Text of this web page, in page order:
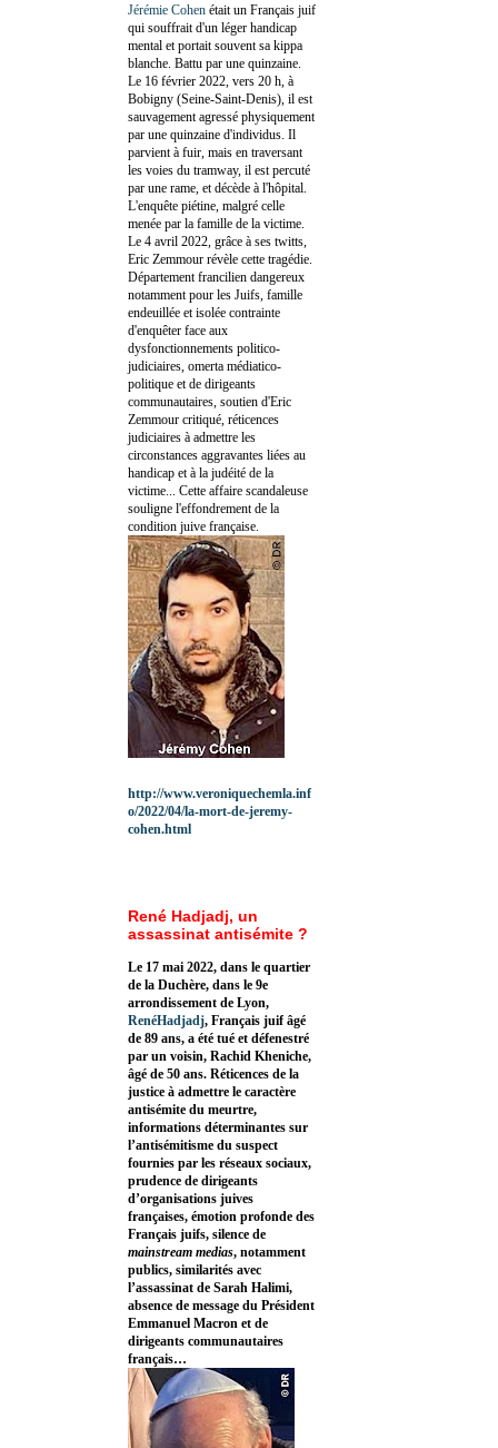
Jérémie Cohen était un Français juif
qui souffrait d'un léger handicap
mental et portait souvent sa kippa
blanche. Battu par une quinzaine.
Le 16 février 2022, vers 20 h, à
Bobigny (Seine-Saint-Denis), il est
sauvagement agressé physiquement
par une quinzaine d'individus. Il
parvient à fuir, mais en traversant
les voies du tramway, il est percuté
par une rame, et décède à l'hôpital.
L'enquête piétine, malgré celle
menée par la famille de la victime.
Le 4 avril 2022, grâce à ses twitts,
Eric Zemmour révèle cette tragédie.
Département francilien dangereux
notamment pour les Juifs, famille
endeuillée et isolée contrainte
d'enquêter face aux
dysfonctionnements politico-
judiciaires, omerta médiatico-
politique et de dirigeants
communautaires, soutien d'Eric
Zemmour critiqué, réticences
judiciaires à admettre les
circonstances aggravantes liées au
handicap et à la judéité de la
victime... Cette affaire scandaleuse
souligne l'effondrement de la
condition juive française.
http://www.veroniquechemla.inf
o/2022/04/la-mort-de-jeremy-
cohen.html
René Hadjadj, un
assassinat antisémite ?
Le 17 mai 2022, dans le quartier
de la Duchère, dans le 9e
arrondissement de Lyon,
RenéHadjadj, Français juif âgé
de 89 ans, a été tué et défenestré
par un voisin, Rachid Kheniche,
âgé de 50 ans. Réticences de la
justice à admettre le caractère
antisémite du meurtre,
informations déterminantes sur
l’antisémitisme du suspect
fournies par les réseaux sociaux,
prudence de dirigeants
d’organisations juives
françaises, émotion profonde des
Français juifs, silence de
mainstream medias, notamment
publics, similarités avec
l’assassinat de Sarah Halimi,
absence de message du Président
Emmanuel Macron et de
dirigeants communautaires
français…